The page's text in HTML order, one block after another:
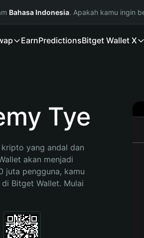
Bahasa Indonesia. Apakah kamu ingin
EarnPredictionsBitget Wallet X
Tye
yang andal dan
akan menjadi
juta pengguna, kamu
Bitget Wallet. Mulai